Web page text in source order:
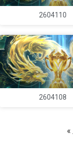
2604110
2604108
«